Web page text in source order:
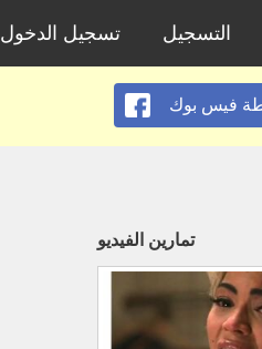
تسجيل الدخول التسجيل
فيس بوك
تمارين الفيديو